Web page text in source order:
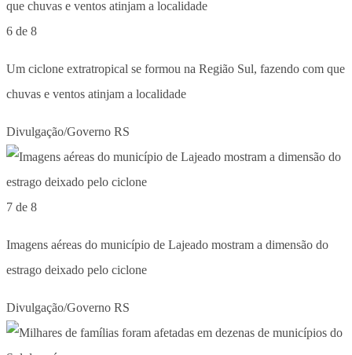
6 de 8
Um ciclone extratropical se formou na Região Sul, fazendo com que
chuvas e ventos atinjam a localidade
Divulgação/Governo RS
7 de 8
Imagens aéreas do município de Lajeado mostram a dimensão do
estrago deixado pelo ciclone
Divulgação/Governo RS